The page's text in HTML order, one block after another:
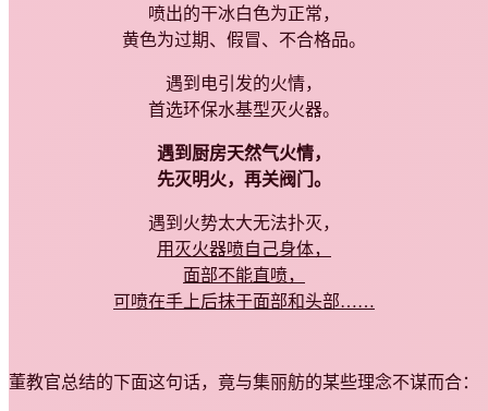
喷出的干冰白色为正常，
黄色为过期、假冒、不合格品。
遇到电引发的火情，
首选环保水基型灭火器。
遇到厨房天然气火情，
先灭明火，再关阀门。
遇到火势太大无法扑灭，
用灭火器喷自己身体，
面部不能直喷，
可喷在手上后抹于面部和头部……
董教官总结的下面这句话，竟与集丽舫的某些理念不谋而合：